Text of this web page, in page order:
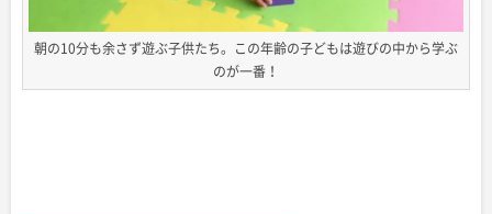
朝の10分も余さず遊ぶ子供たち。この年齢の子どもは遊びの中から学ぶ
のが一番！